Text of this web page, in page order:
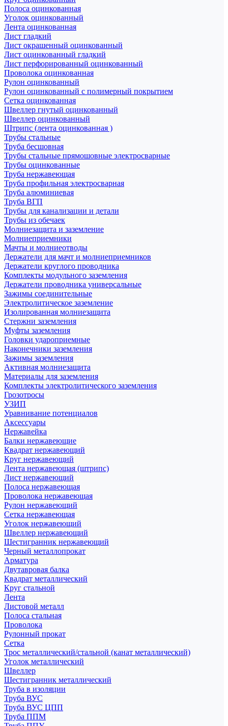
Полоса оцинкованная
Уголок оцинкованный
Лента оцинкованная
Лист гладкий
Лист окрашенный оцинкованный
Лист оцинкованный гладкий
Лист перфорированный оцинкованный
Проволока оцинкованная
Рулон оцинкованный
Рулон оцинкованный с полимерный покрытием
Сетка оцинкованная
Швеллер гнутый оцинкованный
Швеллер оцинкованный
Штрипс (лента оцинкованная )
Трубы стальные
Труба бесшовная
Трубы стальные прямошовные электросварные
Трубы оцинкованные
Труба нержавеющая
Труба профильная электросварная
Труба алюминиевая
Труба ВГП
Трубы для канализации и детали
Трубы из обечаек
Молниезащита и заземление
Молниеприемники
Мачты и молниеотводы
Держатели для мачт и молниеприемников
Держатели круглого проводника
Комплекты модульного заземления
Держатели проводника универсальные
Зажимы соединительные
Электролитическое заземление
Изолированная молниезащита
Стержни заземления
Муфты заземления
Головки удароприемные
Наконечники заземления
Зажимы заземления
Активная молниезащита
Материалы для заземления
Комплекты электролитического заземления
Грозотросы
УЗИП
Уравнивание потенциалов
Аксессуары
Нержавейка
Балки нержавеющие
Квадрат нержавеющий
Круг нержавеющий
Лента нержавеющая (штрипс)
Лист нержавеющий
Полоса нержавеющая
Проволока нержавеющая
Рулон нержавеющий
Сетка нержавеющая
Уголок нержавеющий
Швеллер нержавеющий
Шестигранник нержавеющий
Черный металлопрокат
Арматура
Двутавровая балка
Квадрат металлический
Круг стальной
Лента
Листовой металл
Полоса стальная
Проволока
Рулонный прокат
Сетка
Трос металлический/стальной (канат металлический)
Уголок металлический
Швеллер
Шестигранник металлический
Труба в изоляции
Труба ВУС
Труба ВУС ЦПП
Труба ППМ